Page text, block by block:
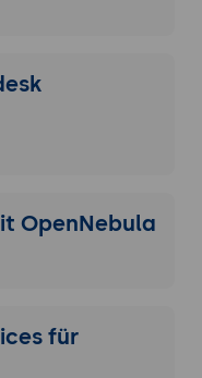
Risiko-Liste mit
OpenNebula
für